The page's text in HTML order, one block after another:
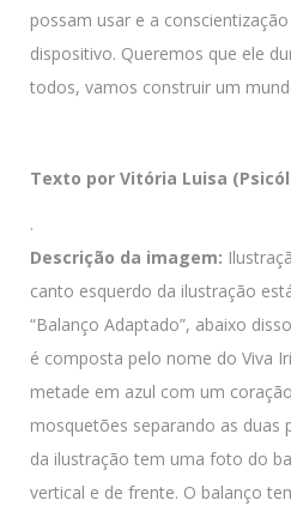
possam usar e a
dispositivo. Queremos que ele
todos, vamos construir um
Texto por Vitória Luisa
.
Descrição da imagem:
canto esquerdo da ilustração
“Balanço Adaptado”, abaixo
é composta pelo nome do Viva
metade em azul com um
mosquetões separando as duas
da ilustração tem uma foto do
vertical e de frente. O balanço